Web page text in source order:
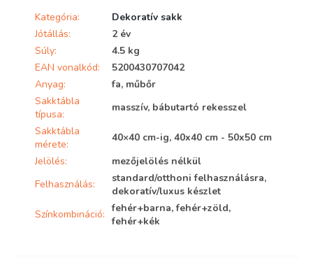
Kategória:
Dekoratív sakk
Jótállás:
2 év
Súly:
4.5 kg
EAN vonalkód:
5200430707042
Anyag:
fa, műbőr
Sakktábla
típusa:
masszív, bábutartó rekesszel
Sakktábla
mérete:
40×40 cm-ig, 40x40 cm - 50x50 cm
Jelölés:
mezőjelölés nélkül
Felhasználás:
standard/otthoni felhasználásra,
dekoratív/luxus készlet
Színkombináció: fehér+barna, fehér+zöld,
fehér+kék